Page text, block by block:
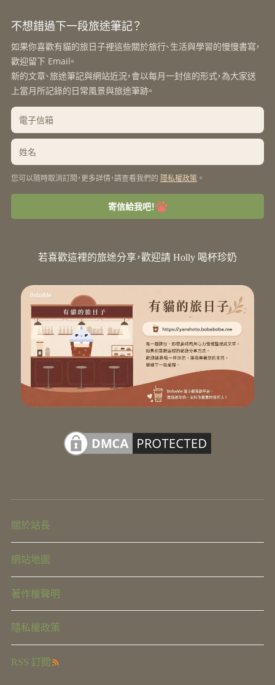
不想錯過下一段旅途筆記？
如果你喜歡有貓的旅日子裡這些關於旅行、生活與學習的慢慢書寫，
歡迎留下 Email。
新的文章、旅途筆記與網站近況，會以每月一封信的形式，為大家送
上當月所記錄的日常風景與旅途筆跡。
您可以隨時取消訂閱，更多詳情，請查看我們的 隱私權政策 。
寄信給我吧！
若喜歡這裡的旅途分享，歡迎請 Holly 喝杯珍奶
關於站長
網站地圖
著作權聲明
隱私權政策
RSS 訂閱